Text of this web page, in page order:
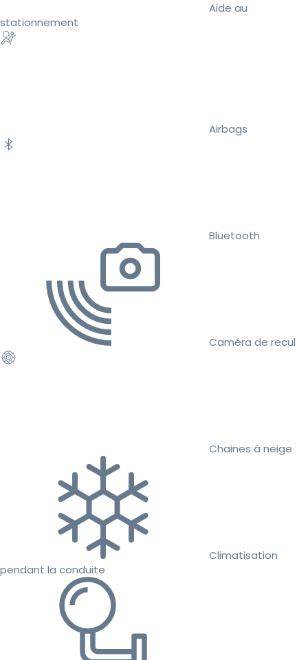
Aide au
stationnement
Airbags
Bluetooth
Caméra de recul
Chaines à neige
Climatisation
pendant la conduite